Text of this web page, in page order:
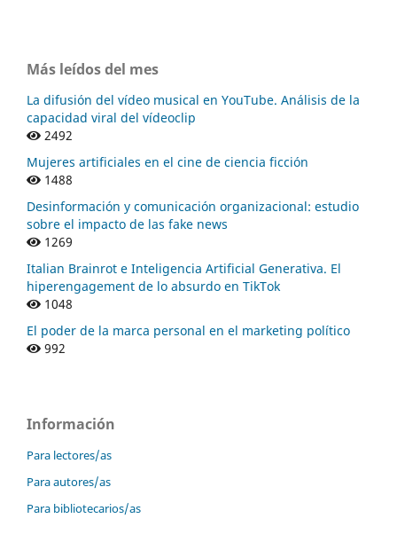
Más leídos del mes
La difusión del vídeo musical en YouTube. Análisis de la
capacidad viral del vídeoclip
2492
Mujeres artificiales en el cine de ciencia ficción
1488
Desinformación y comunicación organizacional: estudio
sobre el impacto de las fake news
1269
Italian Brainrot e Inteligencia Artificial Generativa. El
hiperengagement de lo absurdo en TikTok
1048
El poder de la marca personal en el marketing político
992
Información
Para lectores/as
Para autores/as
Para bibliotecarios/as